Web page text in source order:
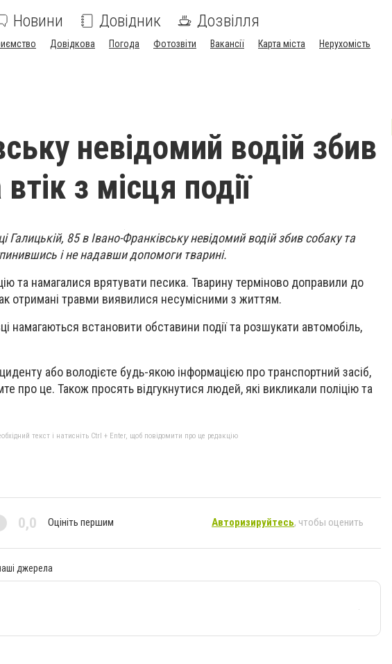
Новини Довідник Дозвілля
Довідкова Погода Фотозвіти Вакансії Карта міста
Нерухомість
невідомий водій збив
з місця події
Галицькій, 85 в Івано-Франківську невідомий водій збив собаку та
і не надавши допомоги тварині.
та намагалися врятувати песика. Тварину терміново доправили до
отримані травми виявилися несумісними з життям.
намагаються встановити обставини події та розшукати автомобіль,
або володієте будь-якою інформацією про транспортний засіб,
про це. Також просять відгукнутися людей, які викликали поліцію та
текст і натисніть Ctrl + Enter, щоб повідомити про це редакцію
0,0 Оцініть першим Авторизируйтесь, чтобы оценить
джерела